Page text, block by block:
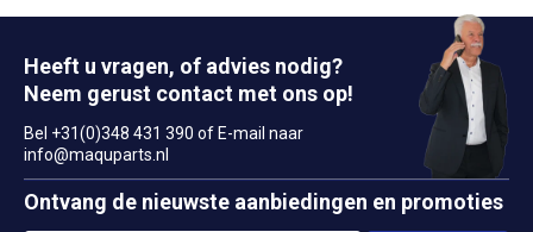
Heeft u vragen, of advies nodig?
Neem gerust contact met ons op!
Bel +31(0)348 431 390 of E-mail naar
info@maquparts.nl
Ontvang de nieuwste aanbiedingen en promoties